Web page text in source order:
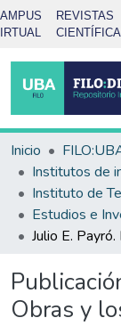
REVISTAS
Inicio
Institutos de
Estudios e
Obras y